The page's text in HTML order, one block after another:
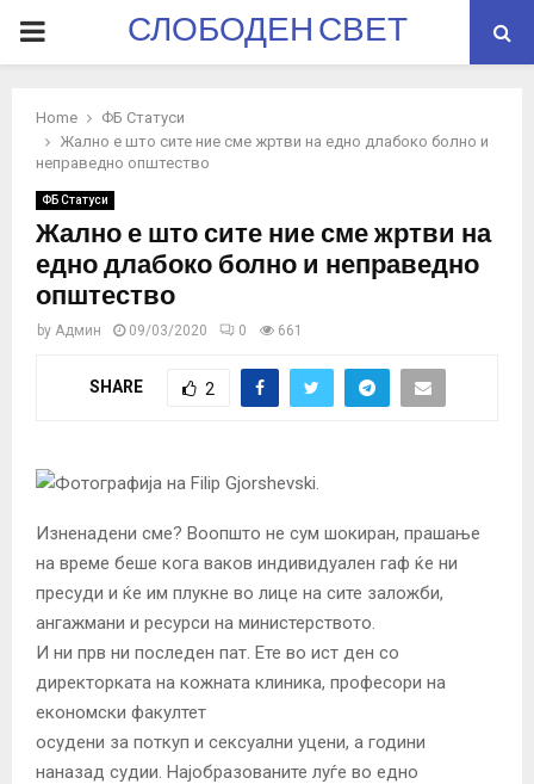
PRIMARYСЛОБОДЕН СВЕТ
Home
ФБ Статуси
Жално е што сите ние сме жртви на едно длабоко болно и
неправедно општество
ФБ Статуси
Жално е што сите ние сме жртви на
едно длабоко болно и неправедно
општество
by Админ 09/03/2020 0 661
SHARE 2
Изненадени сме? Воопшто не сум шокиран, прашање
на време беше кога ваков индивидуален гаф ќе ни
пресуди и ќе им плукне во лице на сите заложби,
ангажмани и ресурси на министерството.
И ни прв ни последен пат. Ете во ист ден со
директорката на кожната клиника, професори на
економски факултет
осудени за поткуп и сексуални уцени, а години
наназад судии. Најобразованите луѓе во едно